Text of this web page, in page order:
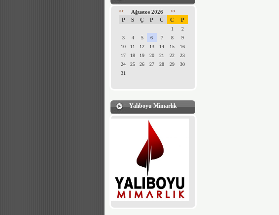
<< Ağustos 2026 >>
P S Ç P C C P
1
2
3
4 5 6 7 8
9
10
11 12 13 14 15
16
17
18 19 20 21 22
23
24
25 26 27 28 29
30
31
Yalıboyu Mimarlık